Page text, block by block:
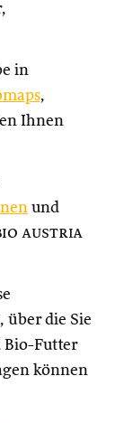
in
,
Ihnen
und
austria
über die Sie
Bio-Futter
können